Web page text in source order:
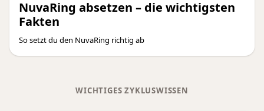
NuvaRing absetzen – die wichtigsten
Fakten
So setzt du den NuvaRing richtig ab
WICHTIGES ZYKLUSWISSEN